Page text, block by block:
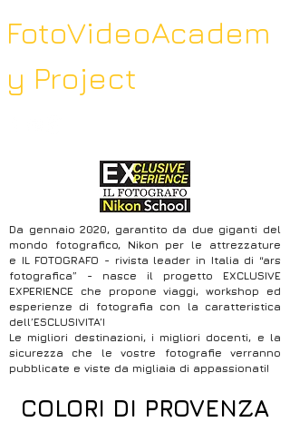
FotoVideoAcadem
y Project
Da gennaio 2020, garantito da due giganti del
mondo fotografico, Nikon per le attrezzature
e IL FOTOGRAFO - rivista leader in Italia di “ars
fotografica” - nasce il progetto EXCLUSIVE
EXPERIENCE che propone viaggi, workshop ed
esperienze di fotografia con la caratteristica
dell’ESCLUSIVITA’!
Le migliori destinazioni, i migliori docenti, e la
sicurezza che le vostre fotografie verranno
pubblicate e viste da migliaia di appassionati!
COLORI DI PROVENZA